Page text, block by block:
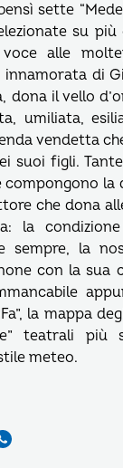
sette
su più
alle
di
dona il vello
umiliata,
vendetta
suoi figli.
la
che dona
la
sempre, la
con la sua
la mappa
teatrali più
meteo.